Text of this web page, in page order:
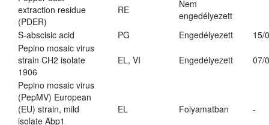
extraction residue
(PDER)
RE
Nem
engedélyezett
S-abscisic acid
PG Engedélyezett
15/
Pepino mosaic virus
strain CH2 isolate
1906
EL, VI Engedélyezett 07/
Pepino mosaic virus
(PepMV) European
(EU) strain, mild
isolate Abp1
EL Folyamatban -